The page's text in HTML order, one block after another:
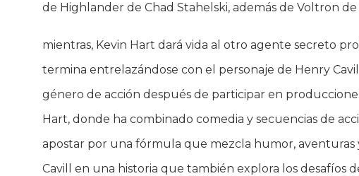
de Highlander de Chad Stahelski, además de Voltron
mientras, Kevin Hart dará vida al otro agente secreto
termina entrelazándose con el personaje de Henry
género de acción después de participar en
Hart, donde ha combinado comedia y secuencias de
apostar por una fórmula que mezcla humor, aventuras
Cavill en una historia que también explora los desafíos